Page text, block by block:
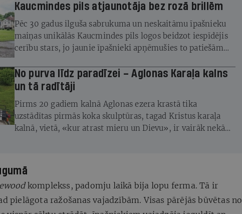
Kaucmindes pils atjaunotāja bez rozā brillēm
Pēc 30 gadus ilguša sabrukuma un neskaitāmu īpašnieku
maiņas unikālās Kaucmindes pils logos beidzot iespīdējis
cerību stars, jo jaunie īpašnieki apņēmušies to patiešām
atjaunot
No purva līdz paradīzei – Aglonas Karaļa kalns
un tā radītāji
Pirms 20 gadiem kalnā Aglonas ezera krastā tika
uzstādītas pirmās koka skulptūras, tagad Kristus karaļa
kalnā, vietā, «kur atrast mieru un Dievu», ir vairāk nekā
komplekss, padomju laikā bija lopu ferma. Tā ir
pielāgota ražošanas vajadzībām. Visas pārējās būvētas no